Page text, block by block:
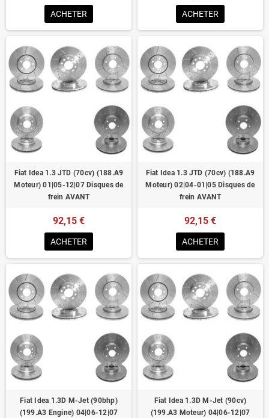
ACHETER ACHETER
Fiat Idea 1.3 JTD (70cv) (188.A9
Moteur) 01|05-12|07 Disques de
frein AVANT
92,15 €
ACHETER
Fiat Idea 1.3 JTD (70cv) (188.A9
Moteur) 02|04-01|05 Disques de
frein AVANT
92,15 €
ACHETER
Fiat Idea 1.3D M-Jet (90bhp)
(199.A3 Engine) 04|06-12|07
Fiat Idea 1.3D M-Jet (90cv)
(199.A3 Moteur) 04|06-12|07